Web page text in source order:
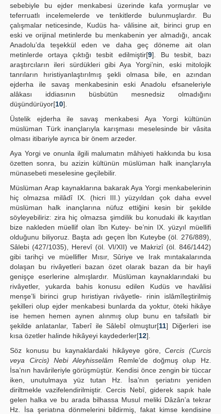
sebebiyle bu ejder menkabesi üzerinde kafa yormuşlar ve
teferruatlı incelemelerde ve tenkitlerde bulunmuşlardır. Bu
çalışmalar neticesinde, Kudüs ha- vâlisine ait, birinci grup en
eski ve orijinal metinlerde bu menkabenin yer almadığı, ancak
Anadolu’da teşekkül eden ve daha geç döneme ait olan
metinlerde ortaya çıktığı tesbit edilmiştir[9]. Bu tesbit, bazı
araştırcıların ileri sürdükleri gibi Aya Yorgi’nin, eski mitolojik
tanrıların hıristiyanlaştırılmış şekli olmasa bile, en azından
ejderha ile savaş menkabesinin eski Anadolu efsaneleriyle
alâkası iddiasının büsbütün mesnedsiz olmadığını
düşündürüyor[10].
Üstelik ejderha ile savaş menkabesi Aya Yorgi kültünün
müslüman Türk inançlarıyla karışması meselesinde bir vâsita
olması itibariyle ayrıca bir önem arzeder.
Aya Yorgi ve onunla ilgili malumatın mâhiyeti hakkında bu kısa
özetten sonra, bu azizin kültünün müslüman halk inançlarıyla
münasebeti meselesine geçilebilir.
Müslüman Arap kaynaklarına bakarak Aya Yorgi menkabelerinin
hiç olmazsa milâdî IX. (hicri III.) yüzyıldan çok daha evvel
müslüman halk inançlarına nüfuz ettiğini kesin bir şekilde
söyleyebiliriz: zira hiç olmazsa şimdilik bu konudaki ilk kayıtlan
bize nakleden müellif olan îbn Kutey- be’nin IX. yüzyıl müellifi
olduğunu biliyoruz. Başta adı geçen İbn Kuteybe (öl. 276/889),
Sâlebi (427/1035), Herevî (öl. VI/XII) ve Makrizî (öl. 846/1442)
gibi tarihçi ve müellifler Mısır, Sûriye ve Irak mıntakalarında
dolaşan bu rivâyetleri bazan özet olarak bazan da bir hayli
genişçe eserlerine almışlardır. Müslüman kaynaklarındaki bu
rivâyetler, yukarda bahis konusu edilen Kudüs ve havâlisi
menşe’li birinci grup hıristiyan rivâyetle- rinin islâmîleştirilmiş
şekilleri olup ejder menkabesi bunlarda da yoktur, öteki hikâye
ise hemen hemen aynen alınmış olup bunu en tafsilatlı bir
şekilde anlatanlar, Taberî ile Sâlebî olmuştur[11] Diğerleri ise
kısa özetler halinde hikâyeyi kaydederler[12].
Söz konusu bu kaynaklardaki hikâyeye göre,Cercis (Curcis
veya Circis) Nebi Aleyhisselâm Remle’de doğmuş olup Hz.
İsa’nın havârileriyle görüşmüştür. Kendisi önce zengin bir tüccar
iken, unutulmaya yüz tutan Hz. İsa’nın şeriatını yeniden
diriltmekle vazifelendirilmiştir. Cercis Nebî, giderek sapık hale
gelen halka ve bu arada bilhassa Musul meliki Dâzân’a tekrar
Hz. İsa şeriatına dönmelerini bildirmiş, fakat kimse kendisine